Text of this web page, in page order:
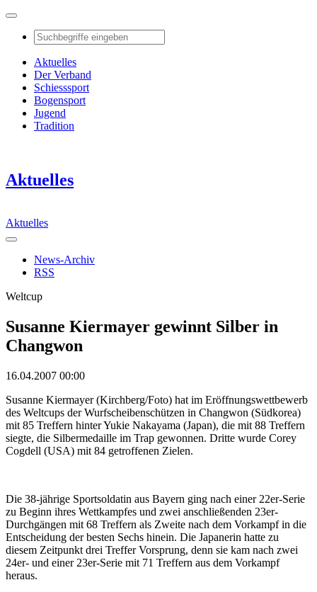
Aktuelles
Der Verband
Schiesssport
Bogensport
Jugend
Tradition
Aktuelles
Aktuelles
News-Archiv
RSS
Weltcup
Susanne Kiermayer gewinnt Silber in
Changwon
16.04.2007 00:00
Susanne Kiermayer (Kirchberg/Foto) hat im Eröffnungswettbewerb
des Weltcups der Wurfscheibenschützen in Changwon (Südkorea)
mit 85 Treffern hinter Yukie Nakayama (Japan), die mit 88 Treffern
siegte, die Silbermedaille im Trap gewonnen. Dritte wurde Corey
Cogdell (USA) mit 84 getroffenen Zielen.
Die 38-jährige Sportsoldatin aus Bayern ging nach einer 22er-Serie
zu Beginn ihres Wettkampfes und zwei anschließenden 23er-
Durchgängen mit 68 Treffern als Zweite nach dem Vorkampf in die
Entscheidung der besten Sechs hinein. Die Japanerin hatte zu
diesem Zeitpunkt drei Treffer Vorsprung, denn sie kam nach zwei
24er- und einer 23er-Serie mit 71 Treffern aus dem Vorkampf
heraus.